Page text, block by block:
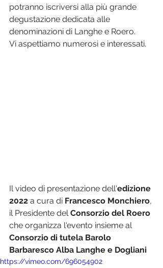
potranno iscriversi alla più grande
degustazione dedicata alle
denominazioni di Langhe e Roero.
Vi aspettiamo numerosi e interessati.
Il video di presentazione dell'edizione
2022 a cura di Francesco Monchiero,
il Presidente del Consorzio del Roero
che organizza l'evento insieme al
Consorzio di tutela Barolo
Barbaresco Alba Langhe e Dogliani
https://vimeo.com/696054902